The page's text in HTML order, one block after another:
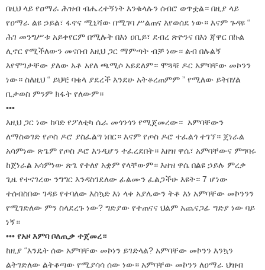
በዚህ ላይ የዐማራ ሕዝብ ብሔረተኝነት እንቁላሉን ሰብሮ ወጥቷል። በዚያ ላይ
የዐማራ ልዩ ኃይል፣ ፋኖና ሚኒሻው በሚገባ ሥልጠና እየወሰደ ነው። እናም ጉዳዩ “
ሕገ መንግሥቱ አይቀየርም በሚሉት በእነ ዐቢይ፣ ደብረ ጽዮንና በእነ ጃዋር በኩል
ሊኖር የሚችለውን መናበብ እዚህ ጋር ማምጣት ብቻ ነው። ልብ በሉልኝ
እየሞገታቸው ያለው አቶ አየለ ጫሚሶ አይደለም። ሞጓቹ ዶር አምባቸው መኮንን
ነው። ስለዚህ “ ይህቺ ባቄላ ያደረች እንደሁ አትቆረጠምም ” የሚለው ይትበሃል
ቢታወስ ምንም ክፋት የለውም።
•••
እዚህ ጋር ነው ከባድ የፖለቲካ ሴራ መጎንጎን የሚጀመረው። አምባቸውን
ለማስወገድ የጦስ ዶሮ ያስፈልግ ነበር። እናም የጦስ ዶሮ ተፈልጎ ተገኘ። ጀነራል
አሳምነው ጽጌም የጦስ ዶሮ እንዲሆን ተፈረደበት። እዘዝ ዋሴ፣ አምባቸውና ምግባሩ
ከጀነራል አሳምነው ጽጌ የተለየ አቋም የላቸውም። እዘዝ ዋሴ በልዩ ኃይሉ ምረቃ
ጊዜ የተናገረው ንግግር እንዳስገደለው ፊልሙን ፈልጋችሁ እዩት። 7 ሆነው
ተሰብስበው ገዳይ የተባለው እስኳድ እነ ላቀ አያሌውን ትቶ እነ አምባቸው መኮንንን
የሚገድለው ምን ስላደረጉ ነው? ግድያው የተጠናና ህልም አጨናጋፊ ግድያ ነው ባይ
ነኝ።
••• የአዞ እምባ ቦለጢቃ ተጀመረ።
ከዚያ “እንዴት ሰው አምባቸው መኮነን ይገድላል? አምባቸው መኮንን እንኳን
ልትገድለው ልትቆጣው የሚያሳሳ ሰው ነው። አምባቸው መኮንን ለዐማራ ህዝብ